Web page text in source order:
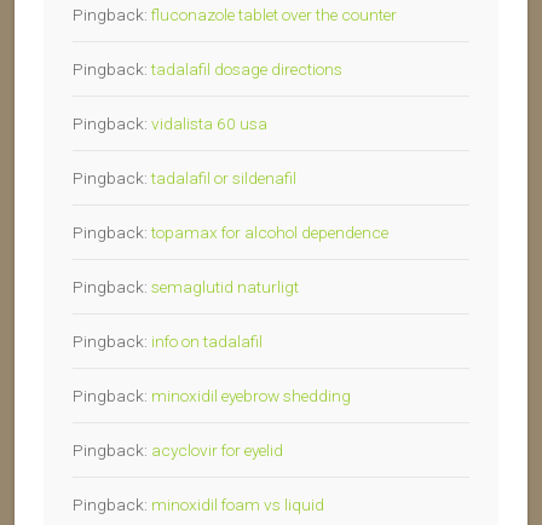
Pingback: fluconazole tablet over the counter
Pingback:tadalafil dosage directions
Pingback: vidalista 60 usa
Pingback:tadalafil or sildenafil
Pingback:topamax for alcohol dependence
Pingback: semaglutid naturligt
Pingback: info on tadalafil
Pingback: minoxidil eyebrow shedding
Pingback: acyclovir for eyelid
Pingback: minoxidil foam vs liquid